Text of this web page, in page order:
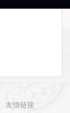
友情链接